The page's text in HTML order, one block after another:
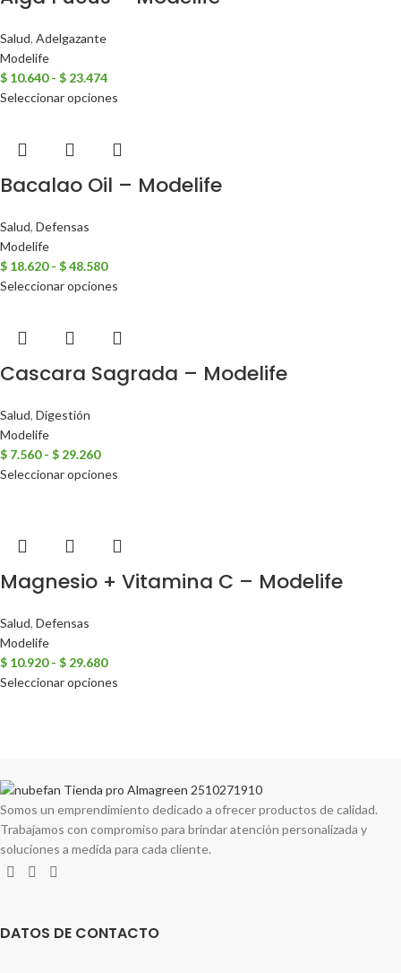
Salud, Adelgazante
Modelife
$ 10.640 - $ 23.474
Seleccionar opciones
Bacalao Oil – Modelife
Salud, Defensas
Modelife
$ 18.620 - $48.580
Seleccionar opciones
Cascara Sagrada – Modelife
Salud, Digestión
Modelife
$ 7.560 - $ 29.260
Seleccionar opciones
Magnesio + Vitamina C – Modelife
Salud, Defensas
Modelife
$ 10.920 - $ 29.680
Seleccionar opciones
Somos un emprendimiento dedicado a ofrecer productos de calidad.
Trabajamos con compromiso para brindar atención personalizada y
soluciones a medida para cada cliente.
DATOS DE CONTACTO